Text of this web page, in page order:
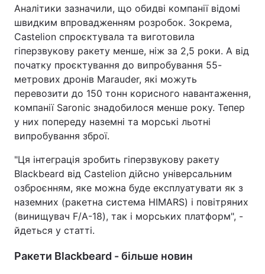
Тема оформлення
Аналітики зазначили, що обидві компанії відомі
швидким впровадженням розробок. Зокрема,
Castelion спроєктувала та виготовила
гіперзвукову ракету менше, ніж за 2,5 роки. А від
початку проєктування до випробування 55-
метрових дронів Marauder, які можуть
перевозити до 150 тонн корисного навантаження,
компанії Saronic знадобилося менше року. Тепер
у них попереду наземні та морські льотні
випробування зброї.
"Ця інтеграція зробить гіперзвукову ракету
Blackbeard від Castelion дійсно універсальним
озброєнням, яке можна буде експлуатувати як з
наземних (ракетна система HIMARS) і повітряних
(винищувач F/A-18), так і морських платформ", -
йдеться у статті.
Ракети Blackbeard - більше новин